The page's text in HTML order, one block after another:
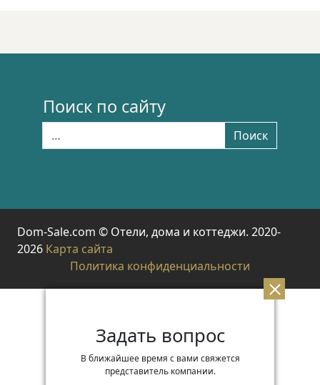
Поиск по сайту
Поиск
Dom-Sale.com © Отели, дома и коттеджи. 2020-
2026 Карта сайта
Политика конфиденциальности
Задать вопрос
В ближайшее время с вами свяжется
представитель компании.